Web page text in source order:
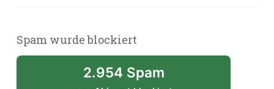
Spam wurde blockiert
2.954 Spam